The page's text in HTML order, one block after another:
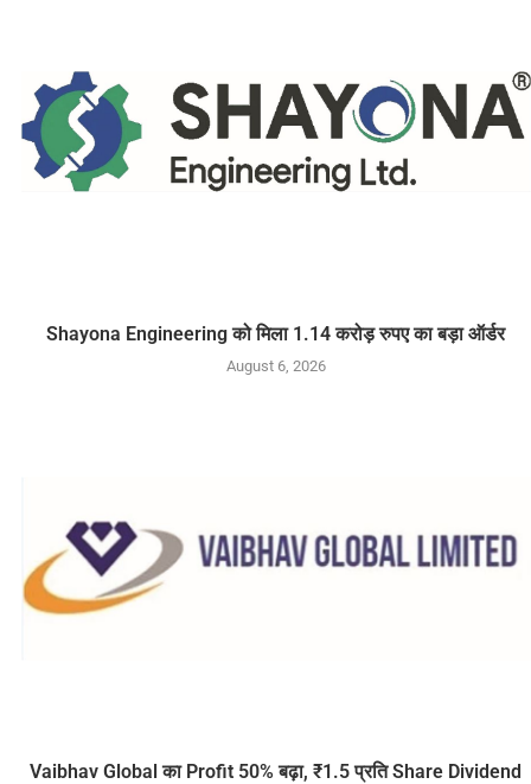
Shayona Engineering को मिला 1.14 करोड़ रुपए का बड़ा ऑर्डर
August 6, 2026
Vaibhav Global का Profit 50% बढ़ा, ₹1.5 प्रति Share Dividend